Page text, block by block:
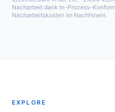
Nacharbeit dank In-Prozess-
Nacharbeitskosten im Nachhinein.
EXPLORE